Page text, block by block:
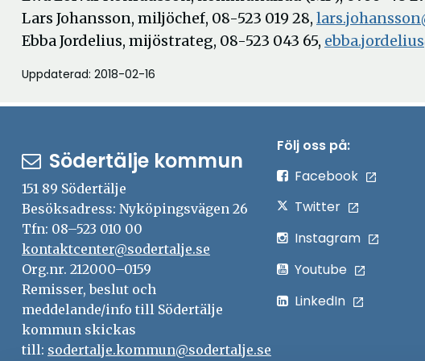
Lars Johansson, miljöchef, 08-523 019 28,
Ebba Jordelius, mijöstrateg, 08-523 043 65,
Uppdaterad: 2018-02-16
Södertälje kommun
151 89 Södertälje
Besöksadress: Nyköpingsvägen 26
Tfn: 08–523 010 00
kontaktcenter@sodertalje.se
Org.nr. 212000–0159
Remisser, beslut och
meddelande/info till Södertälje
kommun skickas
till: sodertalje.kommun@sodertalje.se
Följ oss på:
Facebook
Twitter
Instagram
Youtube
LinkedIn